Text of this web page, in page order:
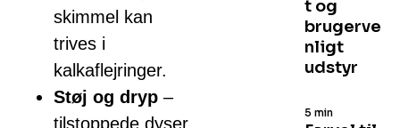
skimmel kan
trives i
kalkaflejringer.
Støj og dryp –
tilstoppede dyser
t og
brugerve
nligt
udstyr
5 min